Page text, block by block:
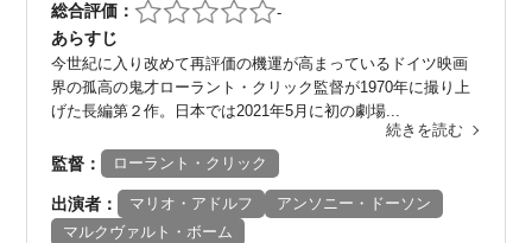
総合評価： -
あらすじ
今世紀に入り改めて再評価の機運が高まっているドイツ映画
界の孤高の鬼才ローラント・クリック監督が1970年に撮り上
げた長編第２作。日本では2021年5月に初の劇場...
続きを読む
監督： ローラント・クリック
出演者： マリオ・アドルフ
アンソニー・ドーソン
マルクヴァルト・ボーム